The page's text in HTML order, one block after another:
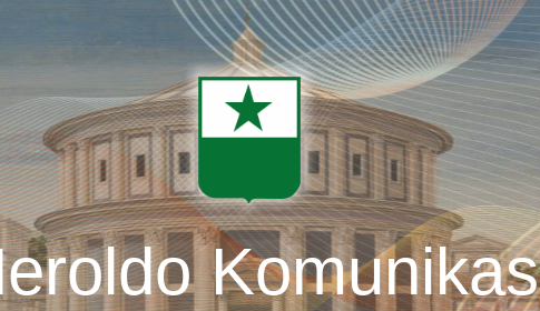
Komunikas